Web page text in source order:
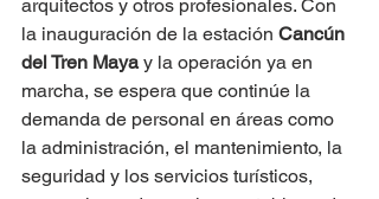
arquitectos y otros profesionales. Con
la inauguración de la estación Cancún
del Tren Maya y la operación ya en
marcha, se espera que continúe la
demanda de personal en áreas como
la administración, el mantenimiento, la
seguridad y los servicios turísticos,